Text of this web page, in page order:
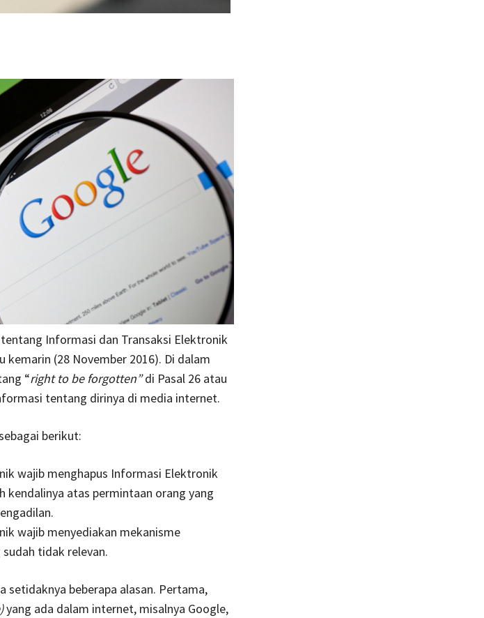
Informasi dan Transaksi Elektronik
kemarin (28 November 2016). Di dalam
“right to be forgotten”di Pasal 26 atau
tentang dirinya di media internet.
berikut:
wajib menghapus Informasi Elektronik
kendalinya atas permintaan orang yang
wajib menyediakan mekanisme
tidak relevan.
beberapa alasan. Pertama,
yang ada dalam internet, misalnya Google,